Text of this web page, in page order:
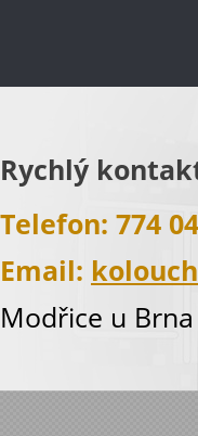
Rychlý
Telefon: 774
Email:
Modřice u Brna